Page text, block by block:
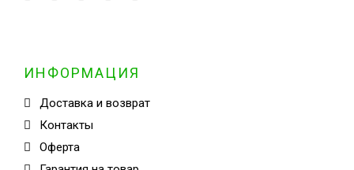
ИНФОРМАЦИЯ
Доставка и возврат
Контакты
Оферта